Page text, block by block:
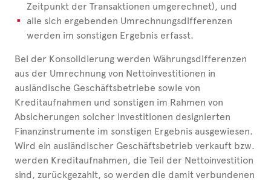
Zeitpunkt der Transaktionen umgerechnet), und
alle sich ergebenden Umrechnungsdifferenzen
werden im sonstigen Ergebnis erfasst.
Bei der Konsolidierung werden Währungsdifferenzen
aus der Umrechnung von Nettoinvestitionen in
ausländische Geschäftsbetriebe sowie von
Kreditaufnahmen und sonstigen im Rahmen von
Absicherungen solcher Investitionen designierten
Finanzinstrumente im sonstigen Ergebnis ausgewiesen.
Wird ein ausländischer Geschäftsbetrieb verkauft bzw.
werden Kreditaufnahmen, die Teil der Nettoinvestition
sind, zurückgezahlt, so werden die damit verbundenen